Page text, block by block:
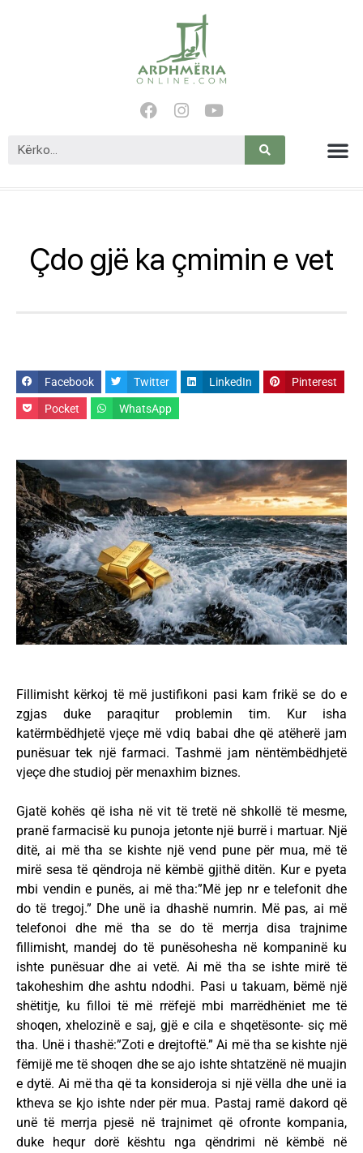
Çdo gjë ka çmimin e vet
Facebook Twitter LinkedIn Pinterest
Pocket WhatsApp
Fillimisht kërkoj të më justifikoni pasi kam frikë se do e
zgjas duke paraqitur problemin tim. Kur isha
katërmbëdhjetë vjeçe më vdiq babai dhe që atëherë jam
punësuar tek një farmaci. Tashmë jam nëntëmbëdhjetë
vjeçe dhe studioj për menaxhim biznes.
Gjatë kohës që isha në vit të tretë në shkollë të mesme,
pranë farmacisë ku punoja jetonte një burrë i martuar. Një
ditë, ai më tha se kishte një vend pune për mua, më të
mirë sesa të qëndroja në këmbë gjithë ditën. Kur e pyeta
mbi vendin e punës, ai më tha:”Më jep nr e telefonit dhe
do të tregoj.” Dhe unë ia dhashë numrin. Më pas, ai më
telefonoi dhe më tha se do të merrja disa trajnime
fillimisht, mandej do të punësohesha në kompaninë ku
ishte punësuar dhe ai vetë. Ai më tha se ishte mirë të
takoheshim dhe ashtu ndodhi. Pasi u takuam, bëmë një
shëtitje, ku filloi të më rrëfejë mbi marrëdhëniet me të
shoqen, xhelozinë e saj, gjë e cila e shqetësonte- siç më
tha. Unë i thashë:”Zoti e drejtoftë.” Ai më tha se kishte një
fëmijë me të shoqen dhe se ajo ishte shtatzënë në muajin
e dytë. Ai më tha që ta konsideroja si një vëlla dhe unë ia
ktheva se kjo ishte nder për mua. Pastaj ramë dakord që
unë të merrja pjesë në trajnimet që ofronte kompania,
duke hequr dorë kështu nga qëndrimi në këmbë në